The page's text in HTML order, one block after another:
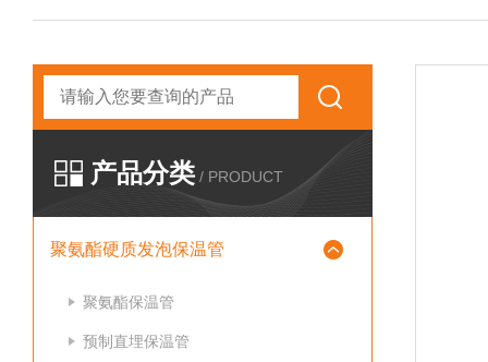
产品分类 / PRODUCT
聚氨酯硬质发泡保温管
聚氨酯保温管
预制直埋保温管